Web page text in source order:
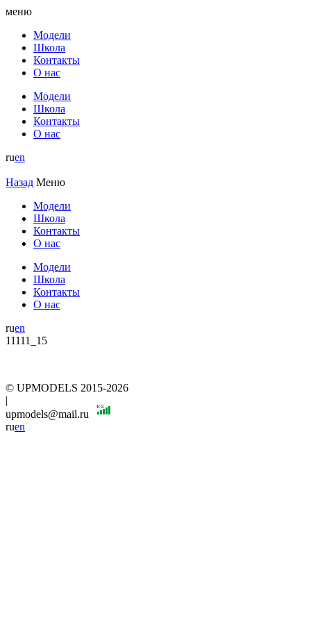
меню
Модели
Школа
Контакты
О нас
Модели
Школа
Контакты
О нас
ruen
Назад Меню
Модели
Школа
Контакты
О нас
Модели
Школа
Контакты
О нас
ruen
11111_15
© UPMODELS 2015-2026
|
upmodels@mail.ru
ruen